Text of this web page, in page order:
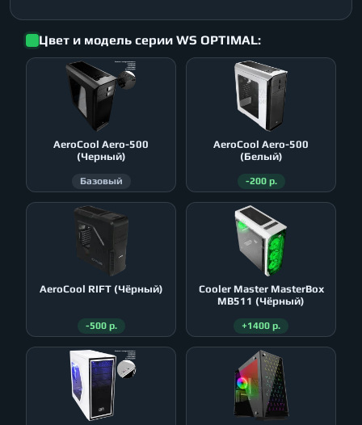
Цвет и модель серии WS OPTIMAL:
AeroСool Aero-500
(Черный)
Базовый
AeroСool Aero-500
(Белый)
-200 р.
AeroСool RIFT (Чёрный)
-500 р.
Cooler Master MasterBox
MB511 (Чёрный)
+1400 р.